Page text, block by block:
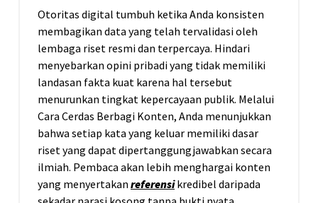
Otoritas digital tumbuh ketika Anda konsisten
membagikan data yang telah tervalidasi oleh
lembaga riset resmi dan terpercaya. Hindari
menyebarkan opini pribadi yang tidak memiliki
landasan fakta kuat karena hal tersebut
menurunkan tingkat kepercayaan publik. Melalui
Cara Cerdas Berbagi Konten, Anda menunjukkan
bahwa setiap kata yang keluar memiliki dasar
riset yang dapat dipertanggungjawabkan secara
ilmiah. Pembaca akan lebih menghargai konten
yang menyertakan referensikredibel daripada